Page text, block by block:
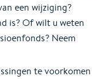
een wijziging?
is? Of wilt u weten
Neem
te voorkomen